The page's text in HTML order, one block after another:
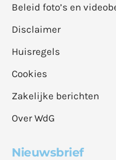
Beleid foto’s en
Disclaimer
Huisregels
Cookies
Zakelijke berichten
Over WdG
Nieuwsbrief